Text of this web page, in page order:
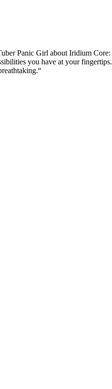
Panic Girl about Iridium Core:
you have at your fingertips.